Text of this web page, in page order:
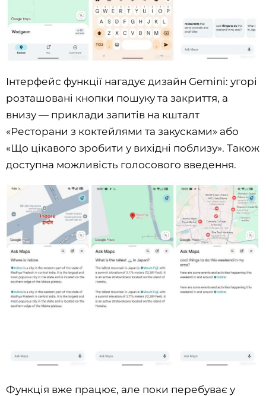
Інтерфейс функції нагадує дизайн Gemini: угорі
розташовані кнопки пошуку та закриття, а
внизу — приклади запитів на кшталт
«Ресторани з коктейлями та закусками» або
«Що цікавого зробити у вихідні поблизу». Також
доступна можливість голосового введення.
Функція вже працює, але поки перебуває у